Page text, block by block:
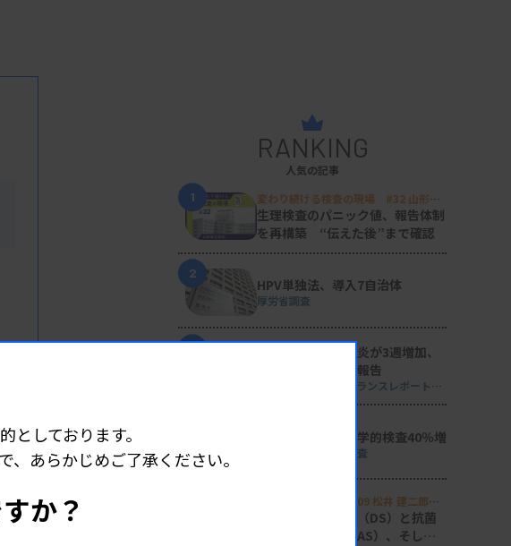
RANKING
人気の記事
1
変わり続ける検査の現場 #32 山形済
生病院
生理検査のパニック値、報告体制
を再構築 “伝えた後”まで確認
2
HPV単独法、導入7自治体
厚労省調査
マイコプラズマ肺炎が3週増加、
性感染症の動向も報告
週刊 感染症サーベイランスレポート
単一遺伝子の遺伝学的検査40％増
日衛協が2024年度調査
Voice of Lab. file 09 松井 建二郎
（藤田医科大学病院臨床検査部微生物
感染症の診断支援（DS）と抗菌
薬適正使用支援（AS）、そして
としております。
あらかじめご了承ください。
か？